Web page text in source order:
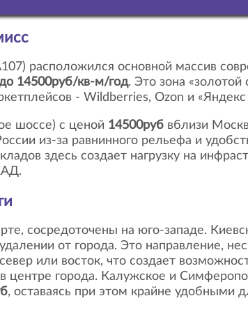
14500руб/кв-м/год. Это зона «золотой
- Wildberries, Ozon и
шоссе) с ценой 14500руб вблизи
из-за равнинного рельефа и
здесь создает нагрузку на
от города. Это направление,
или восток, что создает
центре города. Калужское и
, оставаясь при этом крайне удобными